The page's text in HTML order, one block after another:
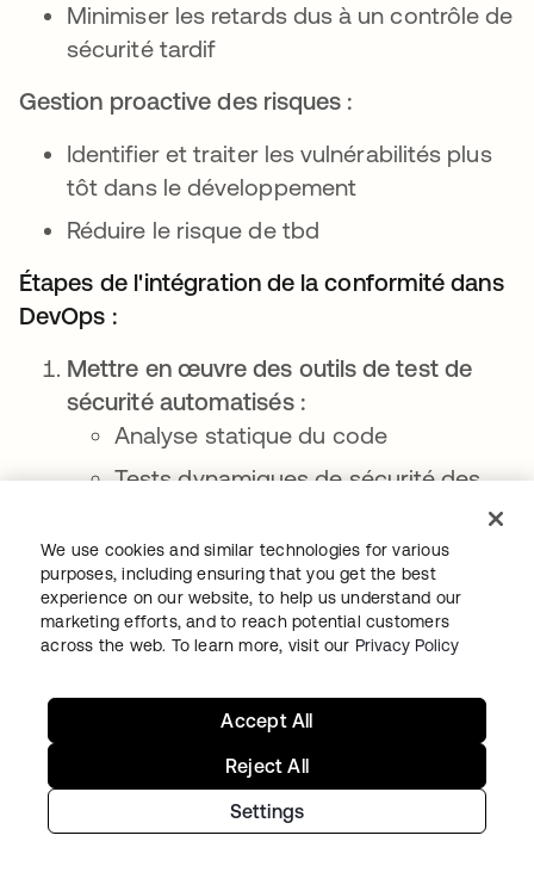
Minimiser les retards dus à un contrôle de
sécurité tardif
Gestion proactive des risques :
Identifier et traiter les vulnérabilités plus
tôt dans le développement
Réduire le risque de tbd
Étapes de l'intégration de la conformité dans
DevOps :
Mettre en œuvre des outils de test de
sécurité automatisés :
Analyse statique du code
Tests dynamiques de sécurité des
Former le développeur sur :
Exigences de conformité
Pratiques de codage sécurisées
pour :
Gestion des failles de sécurité
Gestion des incidents de sécurité
Intégrer les contrôles de conformité
We use cookies and similar technologies for various
purposes, including ensuring that you get the best
experience on our website, to help us understand our
marketing efforts, and to reach potential customers
across the web. To learn more, visit our Privacy Policy
Settings
Reject All
Accept All